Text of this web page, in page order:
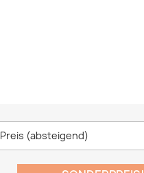
Preis (absteigend)